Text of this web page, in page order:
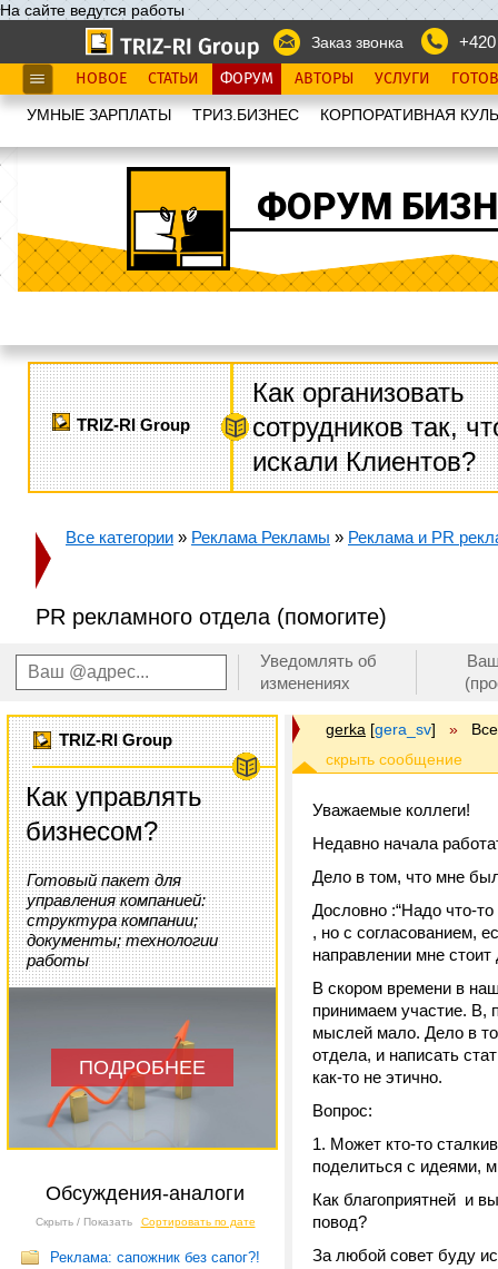
На сайте ведутся работы
Заказ звонка
НОВОЕ СТАТЬИ ФОРУМ АВТОРЫ УСЛУГИ
УМНЫЕ ЗАРПЛАТЫ ТРИЗ.БИЗНЕС КОРПОРАТИВНАЯ
ФОРУМ
TRIZ-RI Group
Как организовать
сотрудников так,
искали Клиентов?
Все категории » Реклама Рекламы » Реклама и PR
PR рекламного отдела (помогите)
Уведомлять об
изменениях
TRIZ-RI Group
Как управлять
бизнесом?
Готовый пакет для
управления компанией:
структура компании;
документы; технологии
работы
ПОДРОБНЕЕ
Обсуждения-аналоги
Скрыть / Показать Сортировать по дате
Реклама: сапожник без сапог?!
gerka [gera_sv] »
Уважаемые коллеги!
Недавно начала
Дело в том, что мне
Дословно :“Надо что-то
, но с согласованием,
направлении мне стоит
В скором времени в
принимаем участие. В,
мыслей мало. Дело в
отдела, и написать
как-то не этично.
Вопрос:
Может кто-то
поделиться с идеями,
Как благоприятней и
повод?
За любой совет буду